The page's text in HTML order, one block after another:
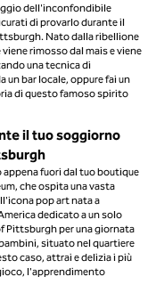
dell'inconfondibile
di provarlo durante il
Nato dalla ribellione
rimosso dal mais e viene
una tecnica di
un bar locale, oppure fai un
di questo famoso spirito
il tuo soggiorno
appena fuori dal tuo boutique
che ospita una vasta
pop art nata a
dedicato a un solo
Pittsburgh per una giornata
situato nel quartiere
caso, attrai e delizia i più
l'apprendimento